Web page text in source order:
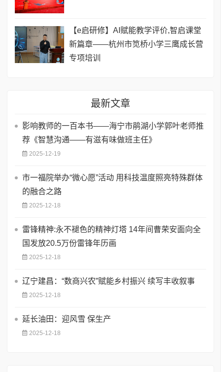
【e启研修】AI赋能教学评价,智启课堂
新篇章——杭州市笕桥小学三鹰成长营
专项培训
最新文章
影响教师的一百本书——海宁市鹃湖小学郭叶老师推
荐《智慧沟通——有滋有味做班主任》
2025-12-19
市一福院举办“微心愿”活动 用科技温度照亮特殊群体
的融合之路
2025-12-18
雷锋精神:永不褪色的精神灯塔 ​14年间曹荣安面向全
国发放20.5万份雷锋年历画
2025-12-18
辽宁建昌：“数商兴农”赋能乡村振兴 续写丰收叙事
2025-12-18
延长油田：迎风雪 保生产
2025-12-18